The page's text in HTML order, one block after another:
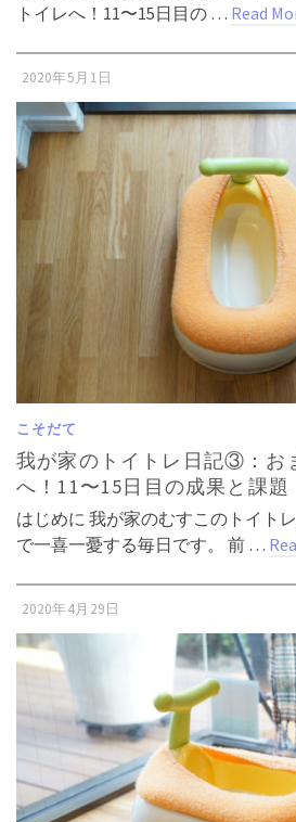
トイレへ！11〜15日目の … Read
2020年5月1日
こそだて
我が家のトイトレ日記③：お
へ！11〜15日目の成果と課題
はじめに 我が家のむすこのトイト
で一喜一憂する毎日です。 前 …
2020年4月29日